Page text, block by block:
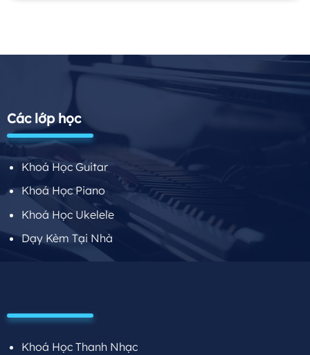
Các lớp học
Khoá Học Guitar
Khoá Học Piano
Khoá Học Ukelele
Dạy Kèm Tại Nhà
Khoá Học Thanh Nhạc